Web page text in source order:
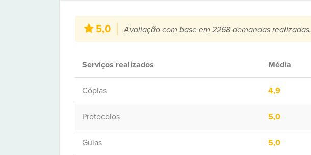
5,0 Avaliação com base em 2268 demandas realizadas.
Serviços realizados Média
Cópias 4,9
Protocolos 5,0
Guias 5,0